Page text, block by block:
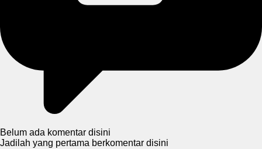
Belum ada komentar disini
Jadilah yang pertama berkomentar disini